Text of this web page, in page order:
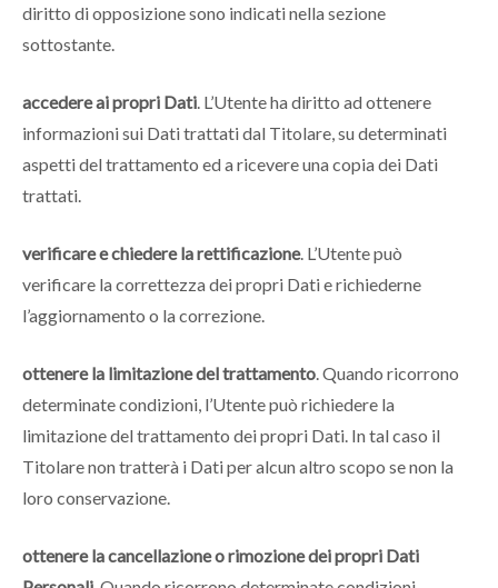
diritto di opposizione sono indicati nella sezione
sottostante.
accedere ai propri Dati . L’Utente ha diritto ad ottenere
informazioni sui Dati trattati dal Titolare, su determinati
aspetti del trattamento ed a ricevere una copia dei Dati
trattati.
verificare e chiedere la rettificazione. L’Utente può
verificare la correttezza dei propri Dati e richiederne
l’aggiornamento o la correzione.
ottenere la limitazione del trattamento . Quando ricorrono
determinate condizioni, l’Utente può richiedere la
limitazione del trattamento dei propri Dati. In tal caso il
Titolare non tratterà i Dati per alcun altro scopo se non la
loro conservazione.
ottenere la cancellazione o rimozione dei propri Dati